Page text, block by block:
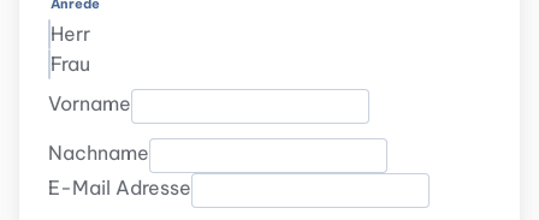
Anrede
Herr
Frau
Vorname
Nachname
E-Mail Adresse